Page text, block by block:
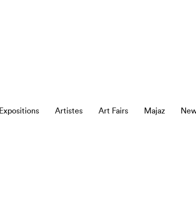
Expositions Artistes Art Fairs Majaz